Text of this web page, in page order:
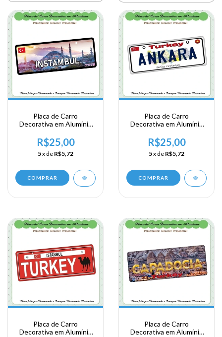
Placa de Carro
Decorativa em Alumínio
Viagem a Istanbul ns
Turquia
R$25,00
5x de R$5,72
COMPRAR
Placa de Carro
Decorativa em Alumínio
Viagem a Ankara na
Turkey
R$25,00
5x de R$5,72
COMPRAR
Placa de Carro
Decorativa em Alumínio
Placa de Carro
Decorativa em Alumínio